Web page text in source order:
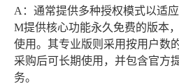
A ：通常提供多种授权模式以适
M提供核心功能永久免费的版本
使用。其专业版则采用按用户数
采购后可长期使用，并包含官方
务。